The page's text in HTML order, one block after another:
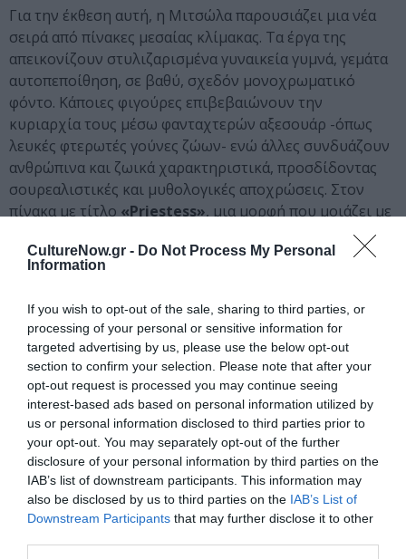
CultureNow.gr - Do Not Process My Personal
Information
If you wish to opt-out of the sale, sharing to third parties, or
processing of your personal or sensitive information for
targeted advertising by us, please use the below opt-out
section to confirm your selection. Please note that after your
opt-out request is processed you may continue seeing
interest-based ads based on personal information utilized by
us or personal information disclosed to third parties prior to
your opt-out. You may separately opt-out of the further
disclosure of your personal information by third parties on the
IAB’s list of downstream participants. This information may
also be disclosed by us to third parties on the IAB’s List of
Downstream Participants that may further disclose it to other
Για την έκθεση αυτή, η Μιτσώλα παρουσιάζει μια νέα
σειρά από πίνακες μεσαίας κλίμακας. Τα έργα της
απεικονίζουν στυλιζαρισμένα γυναικεία γυμνά, γεμάτα
αυτοπεποίθηση, σε βαθύ, σχεδόν μονοχρωματικό
φόντο. Κάποιες φιγούρες επιβεβαιώνουν την
κυριαρχία τους μέσω φανταχτερών αξεσουάρ -όπως
λευκές φτερωτές γούνες ζώων- ενώ άλλες συνδυάζουν
ανθρώπινα και ζωικά χαρακτηριστικά, προσδίδοντας
σουρεαλιστικές και μυθολογικές αποχρώσεις. Στον
πίνακα με τίτλο «Priestess», μια μορφή που μοιάζει με
θεά εμφανίζεται είτε ένθρονη είτε αιωρούμενη. Το καρό
ένδυμα και το ημισέληνο φωτοστέφανο πίσω από το
κεφάλι της αποπνέουν μια αίσθηση ιεροτελεστίας,
σειρά, η απεικόνιση κάθε προσώπου και στάσης
σώματος επικοινωνεί δύναμη, έλεγχο και ένα είδος
επιτελεστικής κομψότητας – αλλά τελικά, το
αταλάντευτο βλέμμα των μορφών της είναι εκείνο που
μαγνητίζει τον θεατή.
Η ζωγραφική πρακτική τηςJanice Nowinskiξεκινά με
φωτογραφίες που έχει βρει -συχνά κοινότοπες,
αμφίσημες εικόνες τις οποίες επανεξετάζει με την
πάροδο του χρόνου ως χαλαρές υποδείξεις και όχι ως